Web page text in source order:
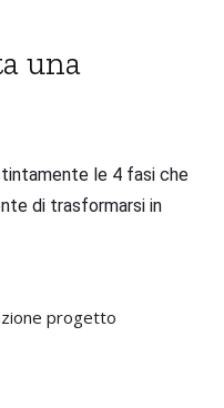
una
le 4 fasi che
di trasformarsi in
progetto